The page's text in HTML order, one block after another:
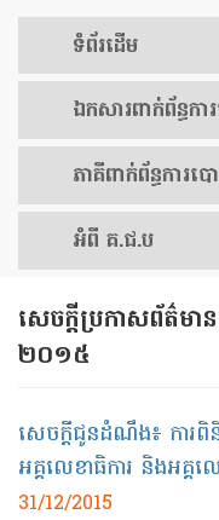
ទំព័រ​ដើម
ឯកសារ​ពាក់ព័ន្ធ​កា
ភាគីពាក់ព័ន្ធ​​ការ​ប
អំពី គ.ជ.ប
សេចក្ដីប្រកាសព័ត៌ម
២០១៥
សេចក្តីជូនដំណឹង៖ ការ
អគ្គលេខាធិការ និងអគ្គល
31/12/2015